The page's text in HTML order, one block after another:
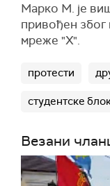
Марко М. је
привођен
мреже "X".
протести
студентске
Везани